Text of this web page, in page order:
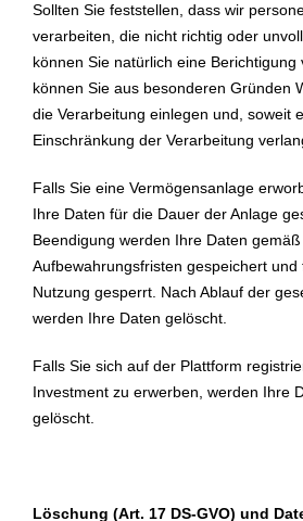
Sollten Sie feststellen, dass wir
verarbeiten, die nicht richtig oder
können Sie natürlich eine Berichtigung
können Sie aus besonderen Gründen
die Verarbeitung einlegen und, soweit
Einschränkung der Verarbeitung
Falls Sie eine Vermögensanlage
Ihre Daten für die Dauer der Anlage
Beendigung werden Ihre Daten
Aufbewahrungsfristen gespeichert
Nutzung gesperrt. Nach Ablauf der
werden Ihre Daten gelöscht.
Falls Sie sich auf der Plattform
Investment zu erwerben, werden Ihre
gelöscht.
Löschung (Art. 17 DS-GVO) und